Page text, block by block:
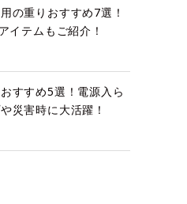
の重りおすすめ7選！
イテムもご紹介！
すすめ5選！電源入ら
災害時に大活躍！